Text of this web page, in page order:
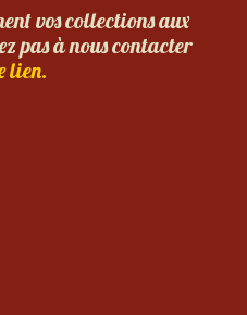
vos collections aux
pas à nous contacter
lien.